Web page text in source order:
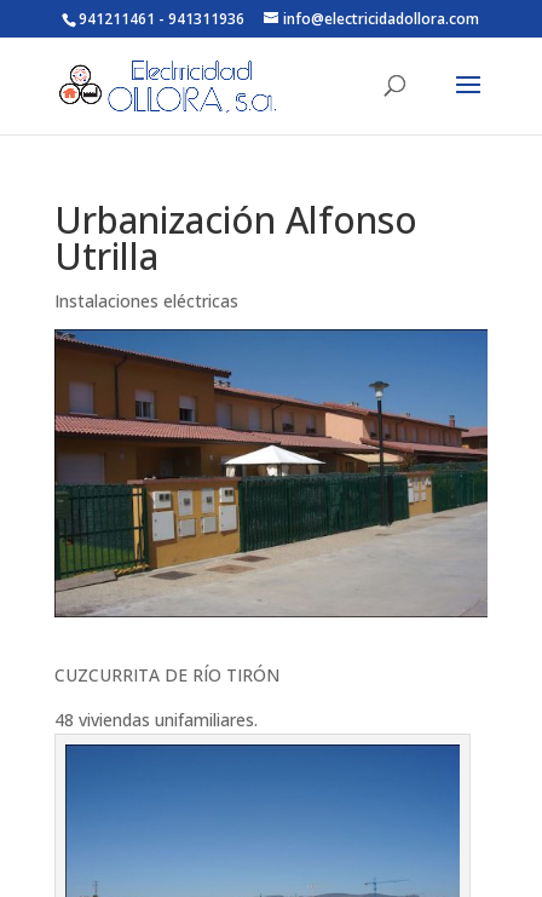
941211461 - 941311936 info@electricidadollora.com
Urbanización Alfonso
Utrilla
Instalaciones eléctricas
CUZCURRITA DE RÍO TIRÓN
48 viviendas unifamiliares.